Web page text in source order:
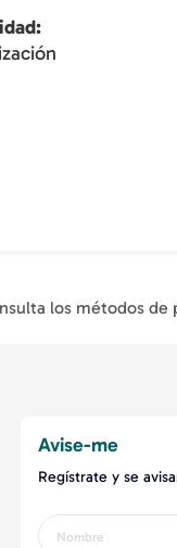
los métodos de
Avise-me
Regístrate y se